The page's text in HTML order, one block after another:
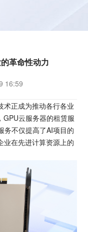
革命性动力
16:59
术正成为推动各行各业
云服务器的租赁服
务不仅提高了AI项目的
业在先进计算资源上的